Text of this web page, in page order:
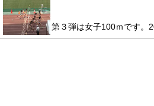
第３弾は女子100ｍです。